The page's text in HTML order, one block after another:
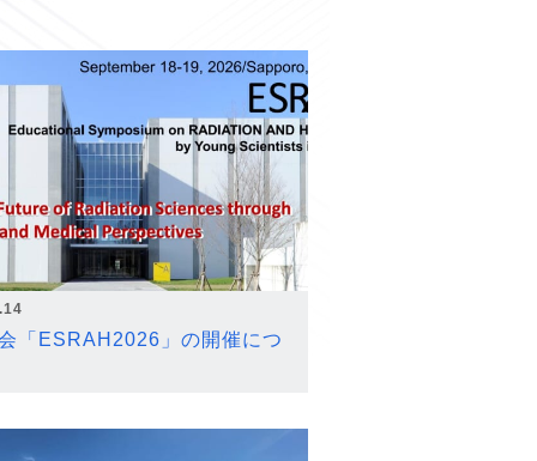
「ESRAH2026」の開催につ